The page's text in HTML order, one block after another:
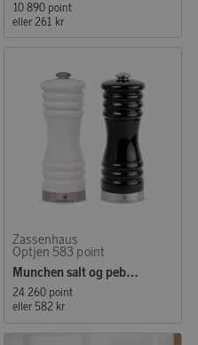
10 890 point
eller 261 kr
Zassenhaus
Optjen 583 point
Munchen salt og peberkværn sæt 15 cm
24 260 point
eller 582 kr